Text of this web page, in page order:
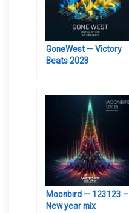
GoneWest — Victory
Beats 2023
Moonbird — 123123 –
New year mix